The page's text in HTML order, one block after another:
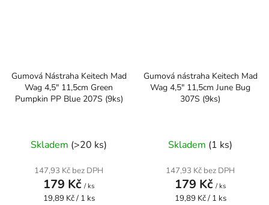
Gumová Nástraha Keitech Mad
Wag 4,5" 11,5cm Green
Pumpkin PP Blue 207S (9ks)
Skladem (>20 ks)
147,93 Kč bez DPH
179 Kč / ks
Měrná
19,89 Kč / 1 ks
Gumová nástraha Keitech Mad
Wag 4,5" 11,5cm June Bug
307S (9ks)
Skladem (1 ks)
147,93 Kč bez DPH
179 Kč / ks
Měrná
19,89 Kč / 1 ks